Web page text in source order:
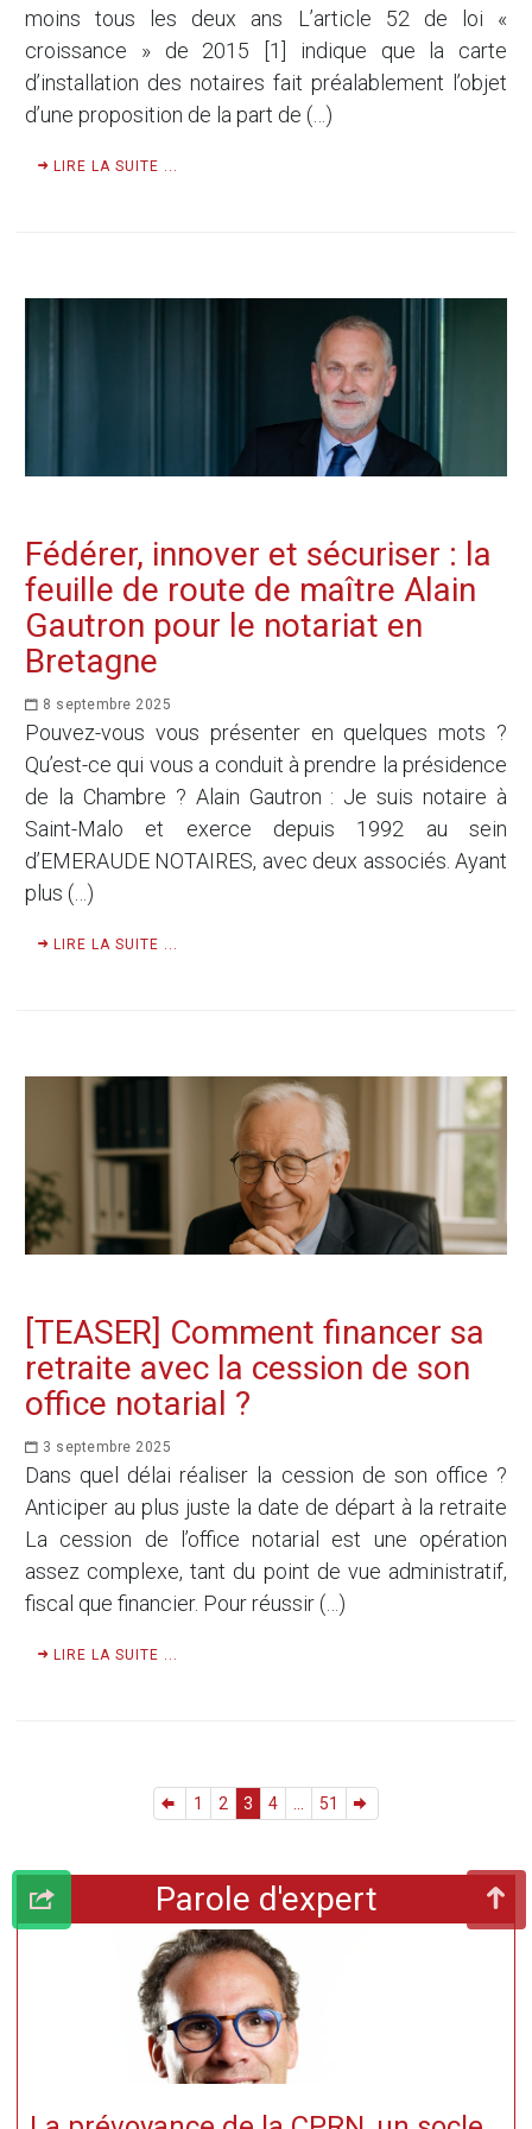
moins tous les deux ans L’article 52 de loi «
croissance » de 2015 [1] indique que la carte
d’installation des notaires fait préalablement l’objet
d’une proposition de la part de (…)
LIRE LA SUITE ...
Fédérer, innover et sécuriser : la
feuille de route de maître Alain
Gautron pour le notariat en
Bretagne
8 septembre 2025
Pouvez-vous vous présenter en quelques mots ?
Qu’est-ce qui vous a conduit à prendre la présidence
de la Chambre ? Alain Gautron : Je suis notaire à
Saint-Malo et exerce depuis 1992 au sein
d’EMERAUDE NOTAIRES, avec deux associés. Ayant
plus (…)
LIRE LA SUITE ...
[TEASER] Comment financer sa
retraite avec la cession de son
office notarial ?
3 septembre 2025
Dans quel délai réaliser la cession de son office ?
Anticiper au plus juste la date de départ à la retraite
La cession de l’office notarial est une opération
assez complexe, tant du point de vue administratif,
fiscal que financier. Pour réussir (…)
LIRE LA SUITE ...
1 2 3 4 51
Parole d'expert